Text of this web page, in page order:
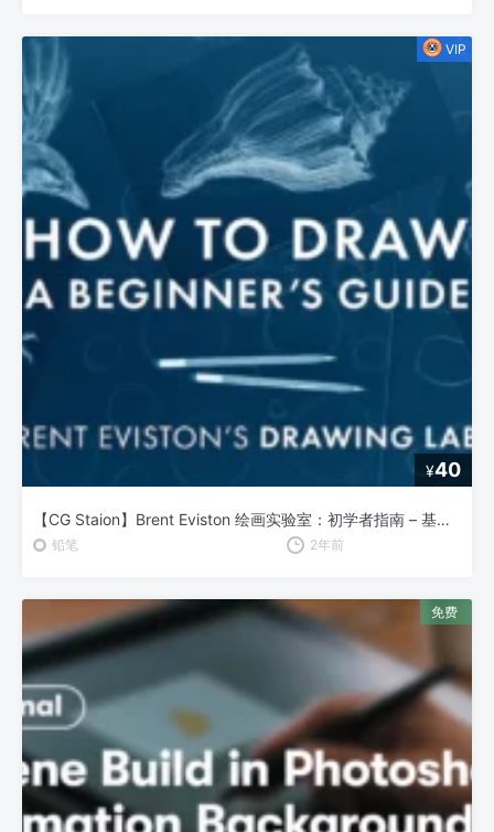
¥40
【CG Staion】Brent Eviston 绘画实验室：初学者指南 – 基础绘画技巧全解析
铅笔 2年前